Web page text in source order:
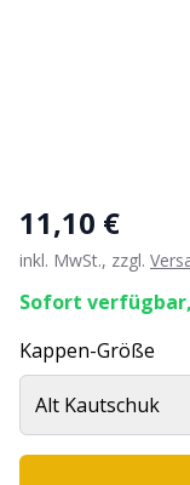
11,10 €
inkl. MwSt., zzgl.
Sofort
Kappen-Größe
Alt Kautschuk